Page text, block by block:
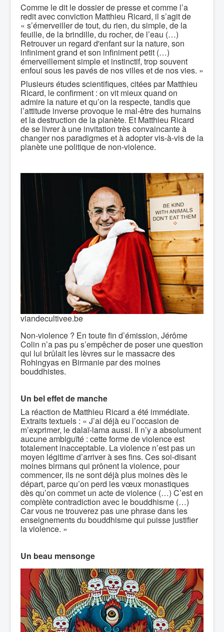
Comme le dit le dossier de presse et comme l’a
redit avec conviction Matthieu Ricard, il s’agit de
« s’émerveiller de tout, du rien, du simple, de la
feuille, de la brindille, du rocher, de l’eau (…)
Retrouver un regard d'enfant sur la nature, son
infiniment grand et son infiniment petit (…)
émerveillement simple et instinctif, trop souvent
enfoui sous les pavés de nos villes et de nos vies. »
Plusieurs études scientifiques, citées par Matthieu
Ricard, le confirment : on vit mieux quand on
admire la nature et qu’on la respecte, tandis que
l’attitude inverse provoque le mal-être des humains
et la destruction de la planète. Et Matthieu Ricard
de se livrer à une invitation très convaincante à
changer nos paradigmes et à adopter vis-à-vis de la
planète une politique de non-violence.
viandecultivee.be
Non-violence ? En toute fin d’émission, Jérôme
Colin n’a pas pu s’empêcher de poser une question
qui lui brûlait les lèvres sur le massacre des
Rohingyas en Birmanie par des moines
bouddhistes.
Un bel effet de manche
La réaction de Matthieu Ricard a été immédiate.
Extraits textuels : « J’ai déjà eu l’occasion de
m’exprimer, le dalaï-lama aussi. Il n’y a absolument
aucune ambiguïté : cette forme de violence est
totalement inacceptable. La violence n’est pas un
moyen légitime d’arriver à ses fins. Ces soi-disant
moines birmans qui prônent la violence, pour
commencer, ils ne sont déjà plus moines dès le
départ, parce qu’on perd les vœux monastiques
dès qu’on commet un acte de violence (…) C’est en
complète contradiction avec le bouddhisme (…)
Car vous ne trouverez pas une phrase dans les
enseignements du bouddhisme qui puisse justifier
la violence. »
Un beau mensonge